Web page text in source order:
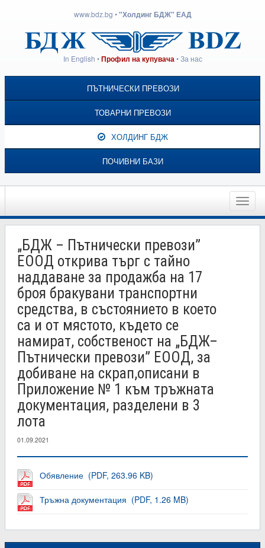
www.bdz.bg •"Холдинг БДЖ" ЕАД
In English •Профил на купувача •За нас
ПЪТНИЧЕСКИ ПРЕВОЗИ
ТОВАРНИ ПРЕВОЗИ
ХОЛДИНГ БДЖ
ПОЧИВНИ БАЗИ
Toggle
„БДЖ – Пътнически превози”
ЕООД открива търг с тайно
наддаване за продажба на 17
броя бракувани транспортни
средства, в състоянието в което
са и от мястото, където се
намират, собственост на „БДЖ–
Пътнически превози” ЕООД, за
добиване на скрап,описани в
Приложение № 1 към тръжната
документация, разделени в 3
лота
01.09.2021
Обявление (PDF, 263.96 KB)
Тръжна документация (PDF, 1.26 MB)